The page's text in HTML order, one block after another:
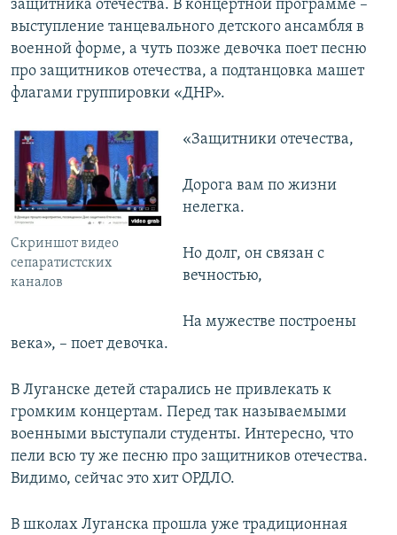
защитника отечества. В концертной программе –
выступление танцевального детского ансамбля в
военной форме, а чуть позже девочка поет песню
про защитников отечества, а подтанцовка машет
флагами группировки «ДНР».
Скриншот видео
сепаратистских
каналов
«Защитники отечества,
Дорога вам по жизни
нелегка.
Но долг, он связан с
вечностью,
На мужестве построены
века», – поет девочка.
В Луганске детей старались не привлекать к
громким концертам. Перед так называемыми
военными выступали студенты. Интересно, что
пели всю ту же песню про защитников отечества.
Видимо, сейчас это хит ОРДЛО.
В школах Луганска прошла уже традиционная